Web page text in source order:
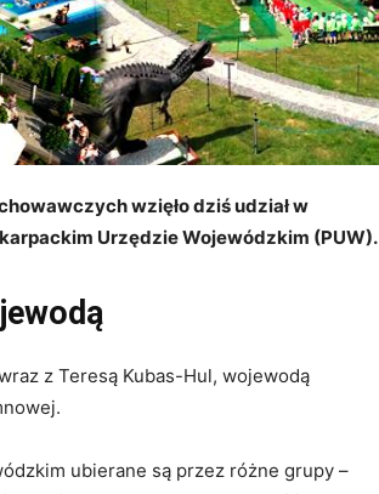
wzięło dziś udział w
Urzędzie Wojewódzkim (PUW).
z Teresą Kubas-Hul, wojewodą
ubierane są przez różne grupy –